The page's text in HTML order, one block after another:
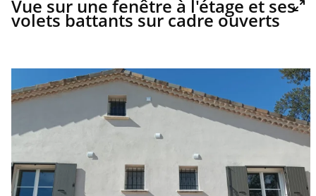
Vue sur une fenêtre à l'étage et ses
volets battants sur cadre ouverts